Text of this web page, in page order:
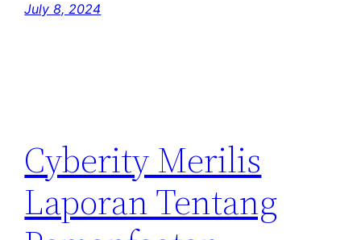
July 8, 2024
Cyberity Merilis
Laporan Tentang